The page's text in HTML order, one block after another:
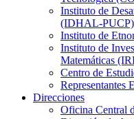
Instituto de
(IDHAL-PUCP)
Instituto de
Instituto de
Matemáticas
Centro de
Representantes
Direcciones
Oficina Central